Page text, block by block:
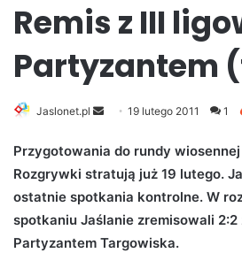
Remis z III
Partyzantem
Jaslonet.pl
n
d
a
n
e
19 lutego 2011 1
Przygotowania do rundy wiosennej
Rozgrywki stratują już 19 lutego.
ostatnie spotkania kontrolne. W
spotkaniu Jaślanie zremisowali 2:2
Partyzantem Targowiska.